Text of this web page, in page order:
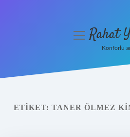
Yasal Uyarı
menüyüRahat
Konforlu
ETIKET: TANER ÖLMEZ